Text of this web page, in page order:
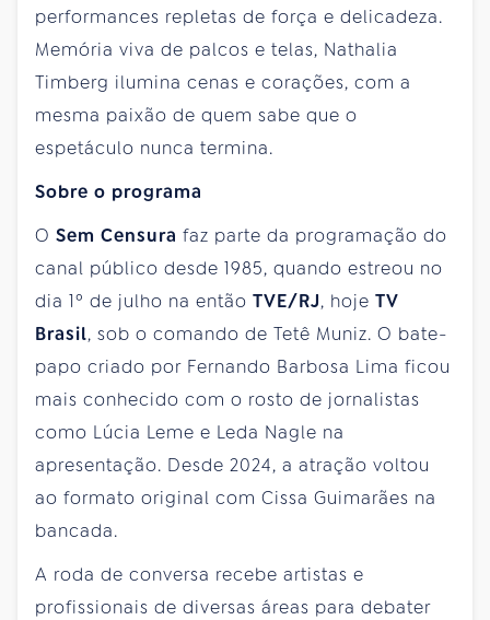
performances repletas de força e delicadeza.
Memória viva de palcos e telas, Nathalia
Timberg ilumina cenas e corações, com a
mesma paixão de quem sabe que o
espetáculo nunca termina.
Sobre o programa
O Sem Censura faz parte da programação do
canal público desde 1985, quando estreou no
dia 1º de julho na então TVE/RJ, hoje TV
Brasil, sob o comando de Tetê Muniz. O bate-
papo criado por Fernando Barbosa Lima ficou
mais conhecido com o rosto de jornalistas
como Lúcia Leme e Leda Nagle na
apresentação. Desde 2024, a atração voltou
ao formato original com Cissa Guimarães na
bancada.
A roda de conversa recebe artistas e
profissionais de diversas áreas para debater